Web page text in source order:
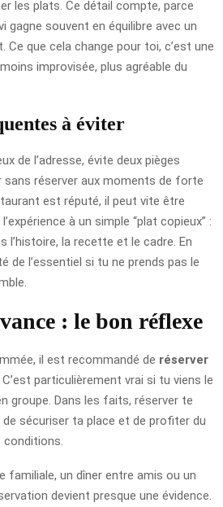
les plats. Ce détail compte, parce
gagne souvent en équilibre avec un
que cela change pour toi, c’est une
improvisée, plus agréable du
à éviter
de l’adresse, évite deux pièges
sans réserver aux moments de forte
est réputé, il peut vite être
à un simple “plat copieux” :
l’histoire, la recette et le cadre. En
de l’essentiel si tu ne prends pas le
: le bon réflexe
il est recommandé de réserver
. C’est particulièrement vrai si tu viens le
groupe. Dans les faits, réserver te
de sécuriser ta place et de profiter du
familiale, un dîner entre amis ou un
devient presque une évidence.